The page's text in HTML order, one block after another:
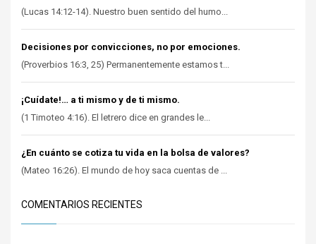
(Lucas 14:12-14). Nuestro buen sentido del humo...
Decisiones por convicciones, no por emociones.
(Proverbios 16:3, 25) Permanentemente estamos t...
¡Cuídate!… a ti mismo y de ti mismo.
(1 Timoteo 4:16). El letrero dice en grandes le...
¿En cuánto se cotiza tu vida en la bolsa de valores?
(Mateo 16:26). El mundo de hoy saca cuentas de ...
COMENTARIOS RECIENTES